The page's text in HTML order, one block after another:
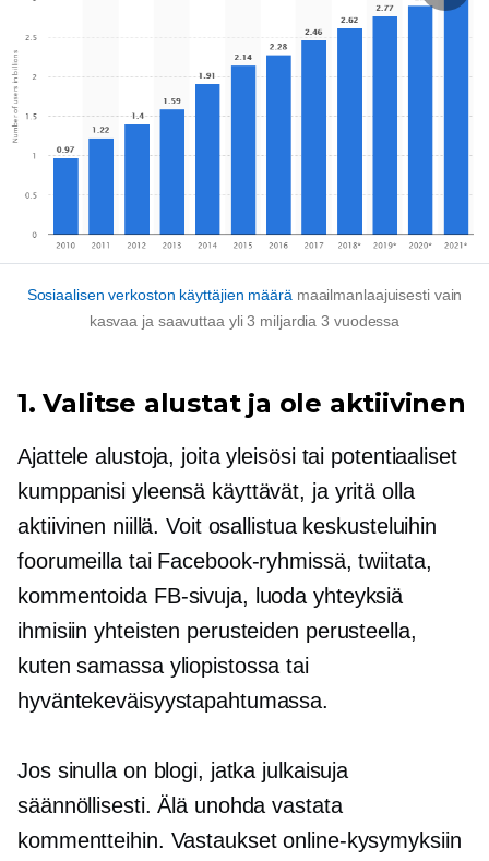
Sosiaalisen verkoston käyttäjien määrä maailmanlaajuisesti vain
kasvaa ja saavuttaa yli 3 miljardia 3 vuodessa
1. Valitse alustat ja ole aktiivinen
Ajattele alustoja, joita yleisösi tai potentiaaliset
kumppanisi yleensä käyttävät, ja yritä olla
aktiivinen niillä. Voit osallistua keskusteluihin
foorumeilla tai Facebook-ryhmissä, twiitata,
kommentoida FB-sivuja, luoda yhteyksiä
ihmisiin yhteisten perusteiden perusteella,
kuten samassa yliopistossa tai
hyväntekeväisyystapahtumassa.
Jos sinulla on blogi, jatka julkaisuja
säännöllisesti. Älä unohda vastata
kommentteihin. Vastaukset online-kysymyksiin